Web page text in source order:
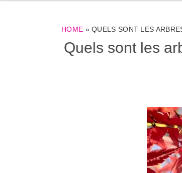
HOME »QUELS SONT LES
Quels sont les